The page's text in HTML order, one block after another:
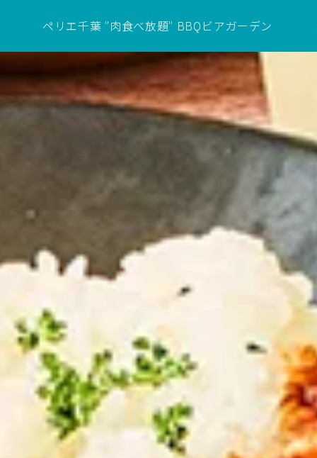
ペリエ千葉 ”肉食べ放題” BBQビアガーデン